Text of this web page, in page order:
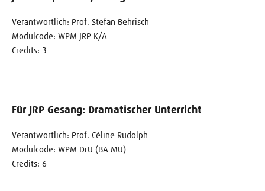
Verantwortlich: Prof. Stefan Behrisch
Modulcode: WPM JRP K/A
Credits: 3
Für JRP Gesang: Dramatischer Unterricht
Verantwortlich: Prof. Céline Rudolph
Modulcode: WPM DrU (BA MU)
Credits: 6